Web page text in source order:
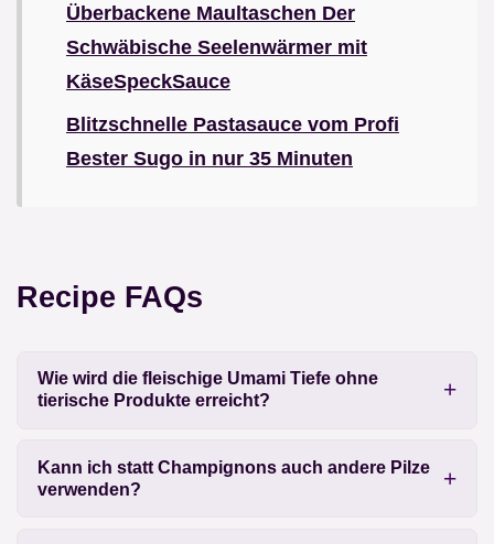
Überbackene Maultaschen Der
Schwäbische Seelenwärmer mit
KäseSpeckSauce
Blitzschnelle Pastasauce vom Profi
Bester Sugo in nur 35 Minuten
Recipe FAQs
Wie wird die fleischige Umami Tiefe ohne
tierische Produkte erreicht?
Kann ich statt Champignons auch andere Pilze
verwenden?